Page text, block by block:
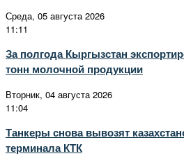
Среда, 05 августа 2026
11:11
За полгода Кыргызстан
тонн молочной продукции
Вторник, 04 августа 2026
11:04
Танкеры снова вывозят
терминала КТК